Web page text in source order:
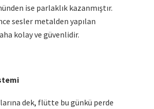
ise parlaklık kazanmıştır.
sesler metalden yapılan
kolay ve güvenlidir.
dek, flütte bu günkü perde